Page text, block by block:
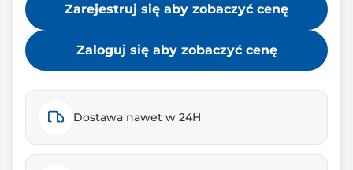
Zarejestruj się aby zobaczyć cenę
Zaloguj się aby zobaczyć cenę
Dostawa nawet w 24H